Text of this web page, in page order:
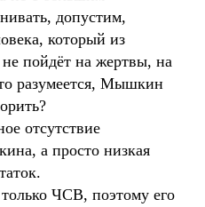
допустим,
который из
не пойдёт на жертвы, на
разумеется, Мышкин
отсутствие
а просто низкая
ЧСВ, поэтому его